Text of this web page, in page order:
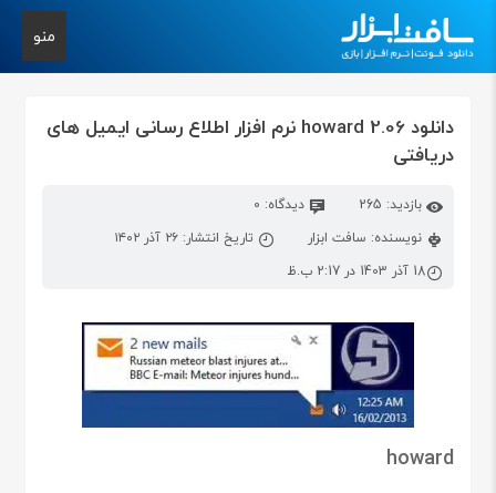
منو
دانلود howard 2.06 نرم افزار اطلاع رسانی ایمیل های
دریافتی
بازدید: 265
دیدگاه: 0
نویسنده: سافت ابزار
تاریخ انتشار: ۲۶ آذر ۱۴۰۲
18 آذر 1403 در 2:17 ب.ظ
howard